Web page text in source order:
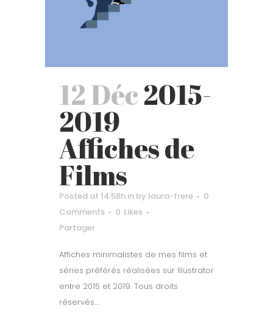
12 Déc2015-
2019
Affiches de
Films
Posted at 14:58h in by laura-frere
0
Comments
0 Likes
Partager
Affiches minimalistes de mes films et
séries préférés réalisées sur Illustrator
entre 2015 et 2019. Tous droits
réservés....